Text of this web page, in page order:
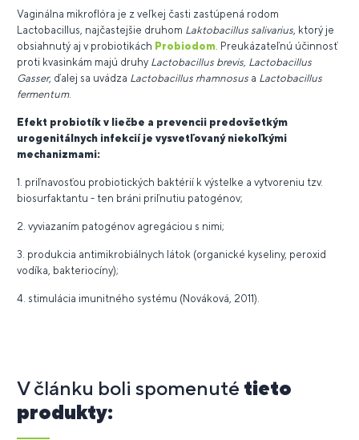
Vaginálna mikroflóra je z veľkej časti zastúpená rodom
Lactobacillus, najčastejšie druhom Laktobacillus salivarius , ktorý je
obsiahnutý aj v probiotikách Probiodom . Preukázateľnú účinnosť
proti kvasinkám majú druhy Lactobacillus brevis, Lactobacillus
Gasser, ďalej sa uvádza Lactobacillus rhamnosus a Lactobacillus
fermentum.
Efekt probiotík v liečbe a prevencii predovšetkým
urogenitálnych infekcií je vysvetľovaný niekoľkými
mechanizmami:
1. priľnavosťou probiotických baktérií k výstelke a vytvoreniu tzv.
biosurfaktantu - ten bráni priľnutiu patogénov;
2. vyviazaním patogénov agregáciou s nimi;
3. produkcia antimikrobiálnych látok (organické kyseliny, peroxid
vodíka, bakteriocíny);
4. stimulácia imunitného systému (Nováková, 2011).
V článku boli spomenuté tieto
produkty: